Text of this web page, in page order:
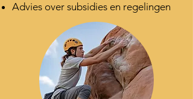
Advies over subsidies en regelingen